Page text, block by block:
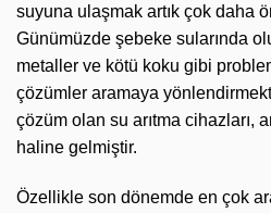
suyuna ulaşmak artık çok daha
Günümüzde şebeke sularında
metaller ve kötü koku gibi
çözümler aramaya
çözüm olan su arıtma cihazları,
haline gelmiştir.
Özellikle son dönemde en çok